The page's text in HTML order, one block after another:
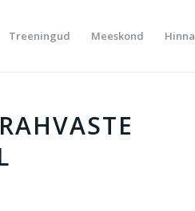
Treeningud Meeskond